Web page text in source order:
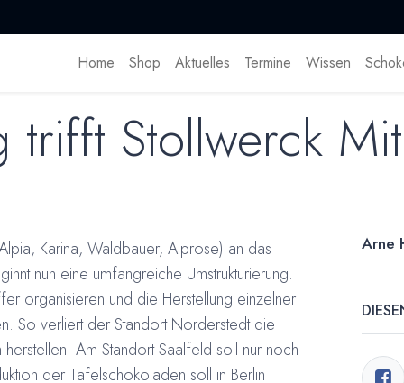
Home Shop Aktuelles Termine Wissen
trifft Stollwerck
Karina, Waldbauer, Alprose) an das
nun eine umfangreiche Umstrukturierung.
organisieren und die Herstellung einzelner
So verliert der Standort Norderstedt die
Am Standort Saalfeld soll nur noch
der Tafelschokoladen soll in Berlin
Arne